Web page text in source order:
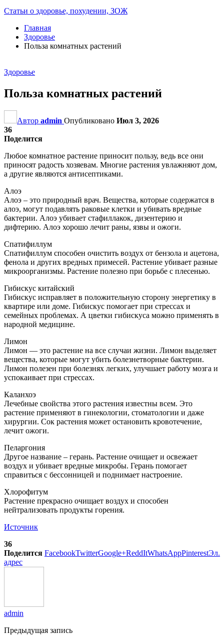
Статьи о здоровье, похудении, ЗОЖ
Главная
Здоровье
Польза комнатных растений
Здоровье
Польза комнатных растений
Автор admin Опубликовано Июл 3, 2026
36
Поделится
Любое комнатное растение приносит пользу, ведь все они
приносят радость хозяевам. Многие растения увлажняют дом,
а другие являются антисептиками.
Алоэ
Алоэ – это природный врач. Вещества, которые содержатся в
алоэ, могут подавлять раковые клетки и убивать вредные
бактерии. Алоэ убивает стафиллакок, дизентерию и
дифтерию. Алоэ хорошо лечит раны, язвы и ожоги.
Спатифиллум
Спатифиллум способен очистить воздух от бензола и ацетона,
фенола и других вредных примесей. Растение убивает разные
микроорганизмы. Растение полезно при борьбе с плесенью.
Гибискус китайский
Гибискус исправляет в положительную сторону энергетику в
квартире или доме. Гибискус помогает при стрессах и
семейных проблемах. А цветки гибискуса можно применять в
народной медицине.
Лимон
Лимон — это растение на все случаи жизни. Лимон выделяет
вещества, которые могут убить болезнетворные бактерии.
Лимон полезен при болезнях легких, улучшает работу мозга и
успокаивает при стрессах.
Каланхоэ
Лечебные свойства этого растения известны всем. Это
растение применяют в гинекологии, стоматологии и даже
хирургии. Сок растения может остановить кровотечение,
лечит ожоги.
Пеларгония
Другое название – герань. Растение очищает и освежает
воздух и убивает вредные микробы. Герань помогает
справиться с бессонницей и поднимает настроение.
Хлорофитум
Растение прекрасно очищает воздух и способен
нейтрализовать продукты горения.
Источник
36
Поделится FacebookTwitterGoogle+ReddItWhatsAppPinterestЭл.
адрес
admin
Предыдущая запись